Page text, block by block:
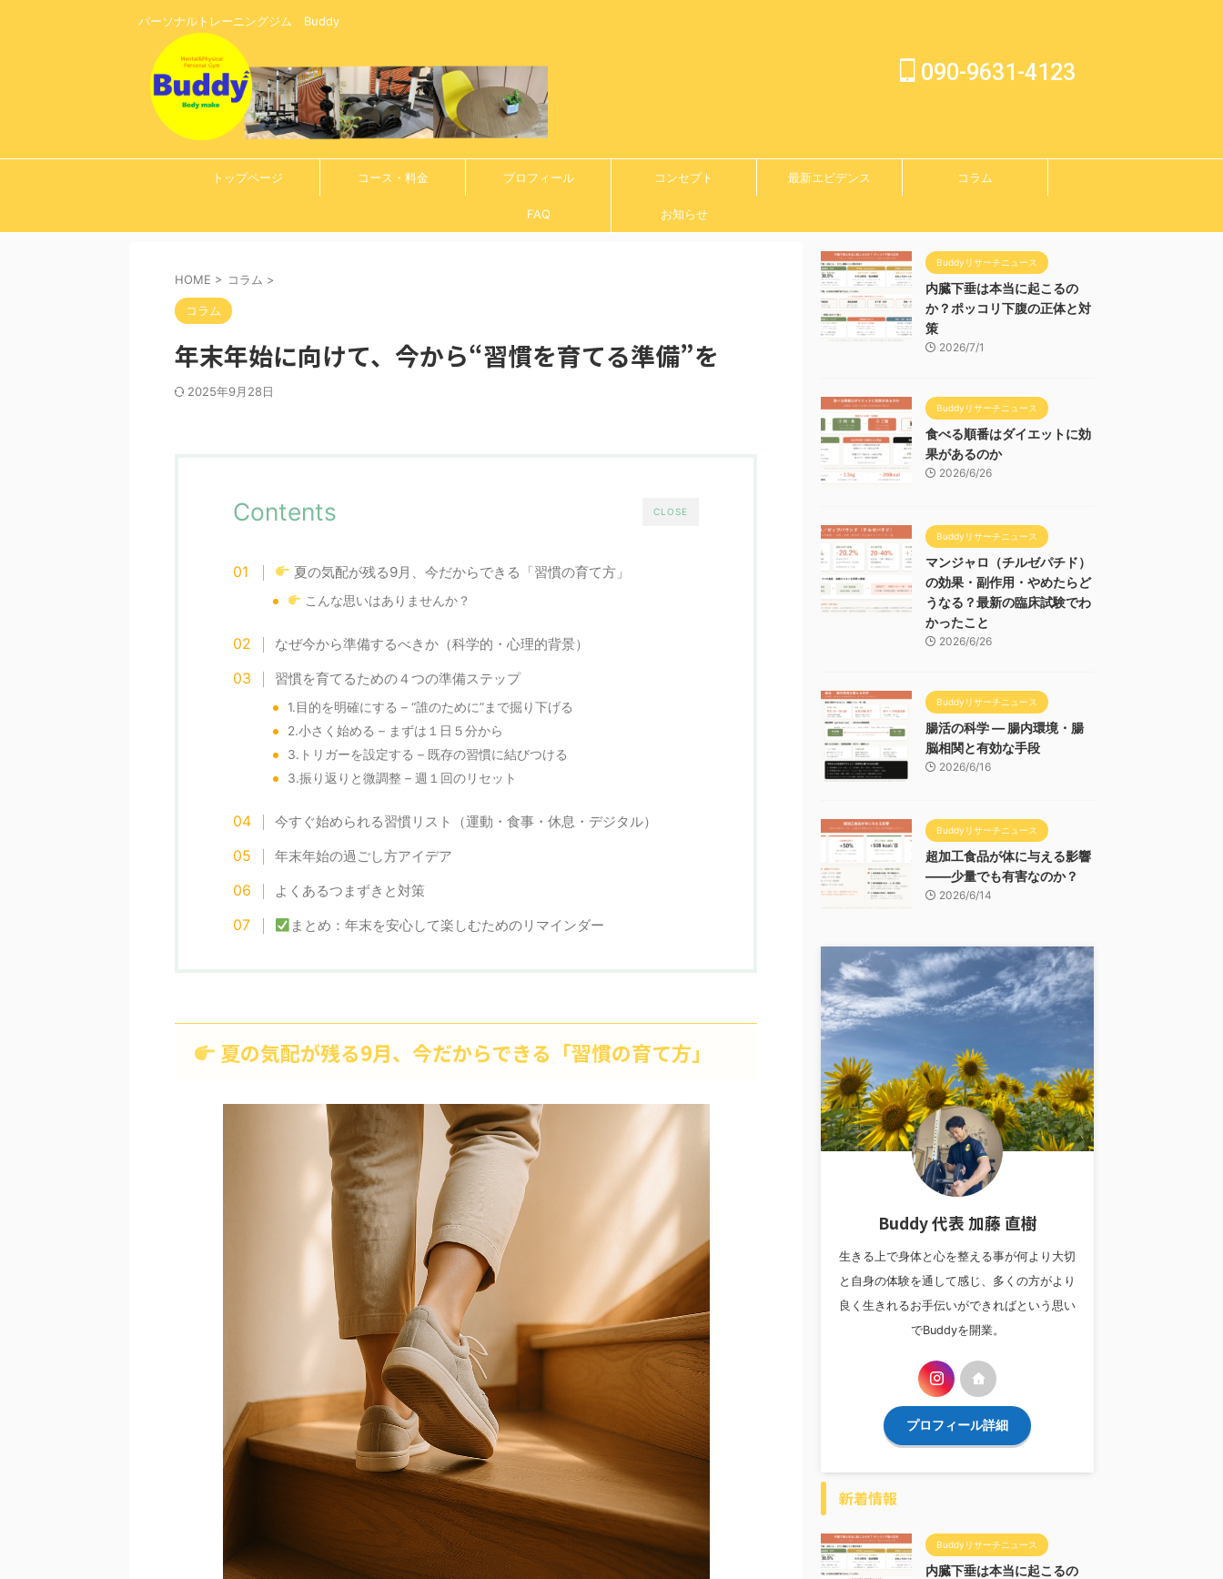
パーソナルトレーニングジム Buddy
090-9631-4123
トップページ コース・料金 プロフィール コンセプト 最新エビデンス コラム
FAQ お知らせ
HOME > コラム >
コラム
年末年始に向けて、今から“習慣を育てる準備”を
2025年9月28日
CLOSE
Contents
夏の気配が残る9月、今だからできる「習慣の育て方」
こんな思いはありませんか？
なぜ今から準備するべきか（科学的・心理的背景）
習慣を育てるための４つの準備ステップ
1.目的を明確にする – “誰のために”まで掘り下げる
2.小さく始める – まずは１日５分から
3.トリガーを設定する – 既存の習慣に結びつける
3.振り返りと微調整 – 週１回のリセット
今すぐ始められる習慣リスト（運動・食事・休息・デジタル）
年末年始の過ごし方アイデア
よくあるつまずきと対策
まとめ：年末を安心して楽しむためのリマインダー
夏の気配が残る9月、今だからできる「習慣の育て方」
Buddyリサーチニュース
内臓下垂は本当に起こるの
か？ポッコリ下腹の正体と対
策
2026/7/1
Buddyリサーチニュース
食べる順番はダイエットに効
果があるのか
2026/6/26
Buddyリサーチニュース
マンジャロ（チルゼパチド）
の効果・副作用・やめたらど
うなる？最新の臨床試験でわ
かったこと
2026/6/26
Buddyリサーチニュース
腸活の科学 — 腸内環境・腸
脳相関と有効な手段
2026/6/16
Buddyリサーチニュース
超加工食品が体に与える影響
——少量でも有害なのか？
2026/6/14
Buddy 代表 加藤 直樹
生きる上で身体と心を整える事が何より大切
と自身の体験を通して感じ、多くの方がより
良く生きれるお手伝いができればという思い
でBuddyを開業。
プロフィール詳細
新着情報
Buddyリサーチニュース
内臓下垂は本当に起こるの